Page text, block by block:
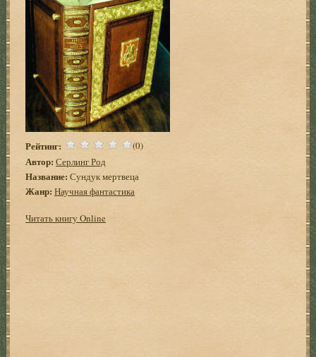
Рейтинг: (0)
Автор: Серлинг Род
Название: Сундук мертвеца
Жанр: Научная фантастика
Читать книгу Online